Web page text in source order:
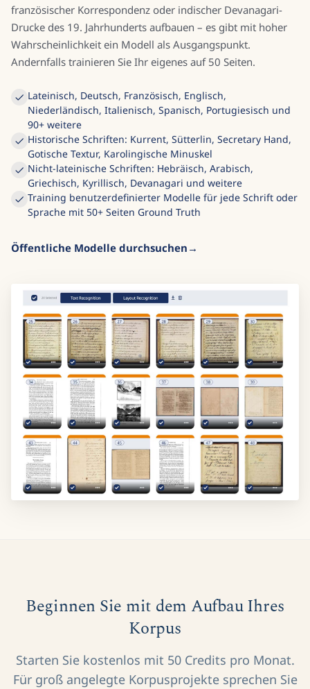
französischer Korrespondenz oder indischer Devanagari-
Drucke des 19. Jahrhunderts aufbauen – es gibt mit hoher
Wahrscheinlichkeit ein Modell als Ausgangspunkt.
Andernfalls trainieren Sie Ihr eigenes auf 50 Seiten.
Lateinisch, Deutsch, Französisch, Englisch,
Niederländisch, Italienisch, Spanisch, Portugiesisch und
90+ weitere
Historische Schriften: Kurrent, Sütterlin, Secretary Hand,
Gotische Textur, Karolingische Minuskel
Nicht-lateinische Schriften: Hebräisch, Arabisch,
Griechisch, Kyrillisch, Devanagari und weitere
Training benutzerdefinierter Modelle für jede Schrift oder
Sprache mit 50+ Seiten Ground Truth
Öffentliche Modelle durchsuchen
Beginnen Sie mit dem Aufbau Ihres
Korpus
Starten Sie kostenlos mit 50 Credits pro Monat.
Für groß angelegte Korpusprojekte sprechen Sie